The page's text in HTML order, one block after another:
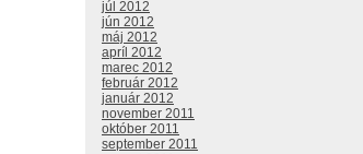
júl 2012
jún 2012
máj 2012
apríl 2012
marec 2012
február 2012
január 2012
november 2011
október 2011
september 2011